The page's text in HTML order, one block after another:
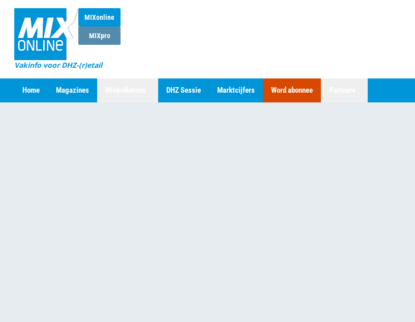
MIXonline
MIXpro
Vakinfo voor DHZ-(r)etail
Home Magazines DHZ Sessie Marktcijfers Word abonnee